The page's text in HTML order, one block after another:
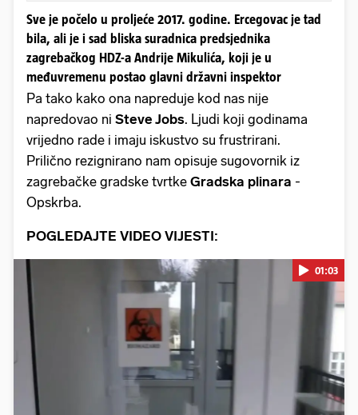
Sve je počelo u proljeće 2017. godine. Ercegovac je tad
bila, ali je i sad bliska suradnica predsjednika
zagrebačkog HDZ-a Andrije Mikulića, koji je u
međuvremenu postao glavni državni inspektor
Pa tako kako ona napreduje kod nas nije
napredovao ni Steve Jobs. Ljudi koji godinama
vrijedno rade i imaju iskustvo su frustrirani.
Prilično rezignirano nam opisuje sugovornik iz
zagrebačke gradske tvrtke Gradska plinara -
Opskrba.
POGLEDAJTE VIDEO VIJESTI:
Pokretanje videa...
01:03